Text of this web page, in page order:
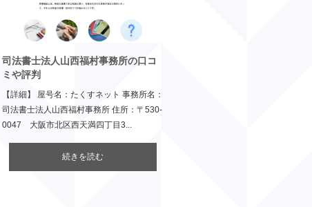
司法書士法人山西福村事務所の口コ
ミや評判
【詳細】 屋号名：たくすネット 事務所名：
司法書士法人山西福村事務所 住所：〒530-
0047 大阪市北区西天満四丁目3...
続きを読む